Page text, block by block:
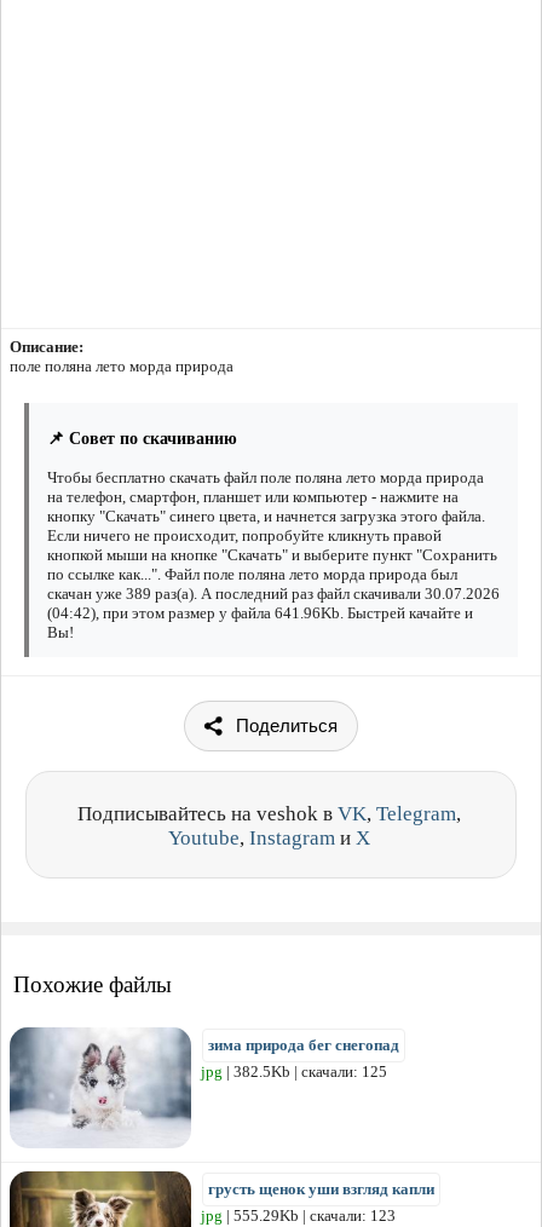
Описание:
поле поляна лето морда природа
📌 Совет по скачиванию
Чтобы бесплатно скачать файл поле поляна лето морда природа
на телефон, смартфон, планшет или компьютер - нажмите на
кнопку "Скачать" синего цвета, и начнется загрузка этого файла.
Если ничего не происходит, попробуйте кликнуть правой
кнопкой мыши на кнопке "Скачать" и выберите пункт "Сохранить
по ссылке как...". Файл поле поляна лето морда природа был
скачан уже 389 раз(а). А последний раз файл скачивали 30.07.2026
(04:42), при этом размер у файла 641.96Kb. Быстрей качайте и
Вы!
Поделиться
Подписывайтесь на veshok в VK, Telegram,
Youtube, Instagram и X
Похожие файлы
зима природа бег снегопад
jpg | 382.5Kb | скачали: 125
грусть щенок уши взгляд капли
jpg | 555.29Kb | скачали: 123